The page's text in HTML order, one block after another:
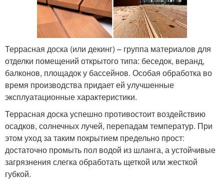
Террасная доска (или декинг) – группа материалов для
отделки помещений открытого типа: беседок, веранд,
балконов, площадок у бассейнов. Особая обработка во
время производства придает ей улучшенные
эксплуатационные характеристики.
Террасная доска успешно противостоит воздействию
осадков, солнечных лучей, перепадам температур. При
этом уход за таким покрытием предельно прост:
достаточно промыть пол водой из шланга, а устойчивые
загрязнения слегка обработать щеткой или жесткой
губкой.